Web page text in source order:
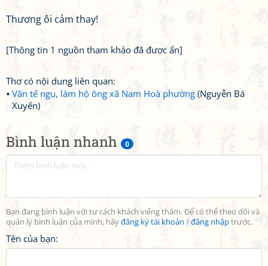
Bình luận nhanh 0
Bạn đang bình luận với tư cách khách viếng thăm. Để có thể theo dõi và
quản lý bình luận của mình, hãyđăng ký tài khoản /đăng nhậptrước.
Tên của bạn:
Thương ôi cảm thay!
[Thông tin 1 nguồn tham khảo đã được ẩn]
Thơ có nội dung liên quan:
Văn tế ngu, làm hộ ông xã Nam Hoà phường (Nguyễn Bá
Xuyến)